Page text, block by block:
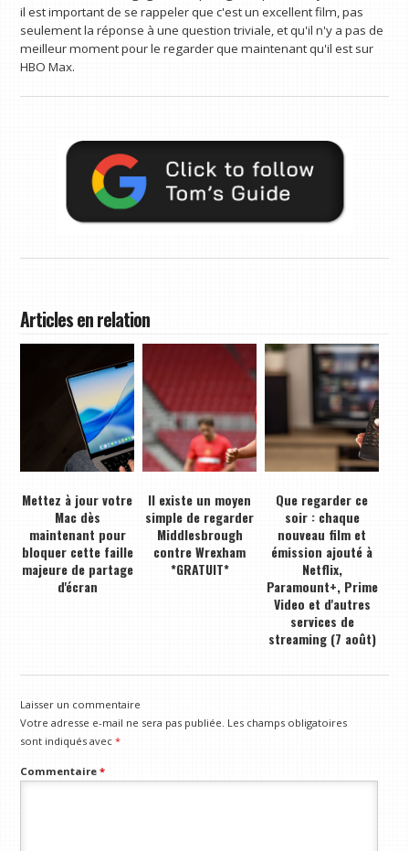
il est important de se rappeler que c'est un excellent film, pas
seulement la réponse à une question triviale, et qu'il n'y a pas de
meilleur moment pour le regarder que maintenant qu'il est sur
HBO Max.
Articles en relation
Mettez à jour votre
Mac dès
maintenant pour
bloquer cette faille
majeure de partage
d'écran
Il existe un moyen
simple de regarder
Middlesbrough
contre Wrexham
*GRATUIT*
Que regarder ce
soir : chaque
nouveau film et
émission ajouté à
Netflix,
Paramount+, Prime
Video et d'autres
services de
streaming (7 août)
Laisser un commentaire
Votre adresse e-mail ne sera pas publiée. Les champs obligatoires
sont indiqués avec*
Commentaire*